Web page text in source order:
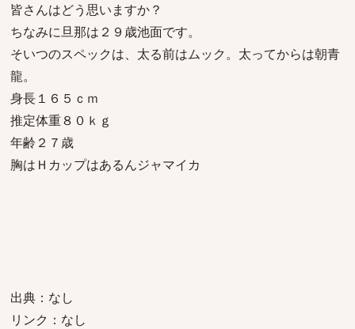
皆さんはどう思いますか？
ちなみに旦那は２９歳池面です。
そいつのスペックは、太る前はムック。太ってからは朝青
龍。
身長１６５ｃｍ
推定体重８０ｋｇ
年齢２７歳
胸はＨカップはあるんジャマイカ
出典：なし
リンク：なし